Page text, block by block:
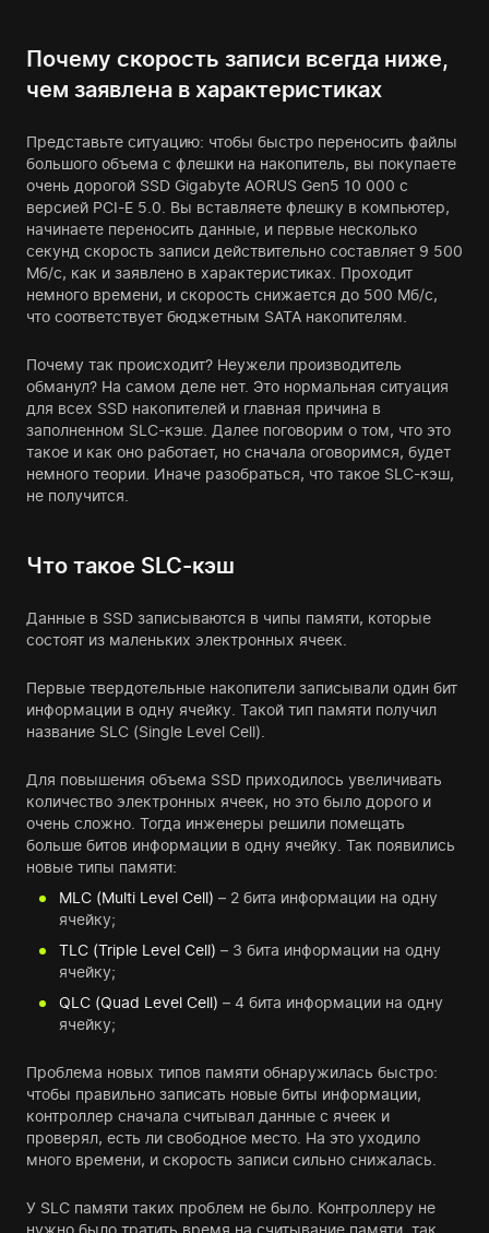
Почему скорость записи всегда ниже,
чем заявлена в характеристиках
Представьте ситуацию: чтобы быстро переносить файлы
большого объема с флешки на накопитель, вы покупаете
очень дорогой SSD Gigabyte AORUS Gen5 10 000 с
версией PCI-E 5.0. Вы вставляете флешку в компьютер,
начинаете переносить данные, и первые несколько
секунд скорость записи действительно составляет 9 500
Мб/с, как и заявлено в характеристиках. Проходит
немного времени, и скорость снижается до 500 Мб/с,
что соответствует бюджетным SATA накопителям.
Почему так происходит? Неужели производитель
обманул? На самом деле нет. Это нормальная ситуация
для всех SSD накопителей и главная причина в
заполненном SLC-кэше. Далее поговорим о том, что это
такое и как оно работает, но сначала оговоримся, будет
немного теории. Иначе разобраться, что такое SLC-кэш,
не получится.
Что такое SLC-кэш
Данные в SSD записываются в чипы памяти, которые
состоят из маленьких электронных ячеек.
Первые твердотельные накопители записывали один бит
информации в одну ячейку. Такой тип памяти получил
название SLC (Single Level Cell).
Для повышения объема SSD приходилось увеличивать
количество электронных ячеек, но это было дорого и
очень сложно. Тогда инженеры решили помещать
больше битов информации в одну ячейку. Так появились
новые типы памяти:
MLC (Multi Level Cell) – 2 бита информации на одну
ячейку;
TLC (Triple Level Cell) – 3 бита информации на одну
ячейку;
QLC (Quad Level Cell) – 4 бита информации на одну
ячейку;
Проблема новых типов памяти обнаружилась быстро:
чтобы правильно записать новые биты информации,
контроллер сначала считывал данные с ячеек и
проверял, есть ли свободное место. На это уходило
много времени, и скорость записи сильно снижалась.
У SLC памяти таких проблем не было. Контроллеру не